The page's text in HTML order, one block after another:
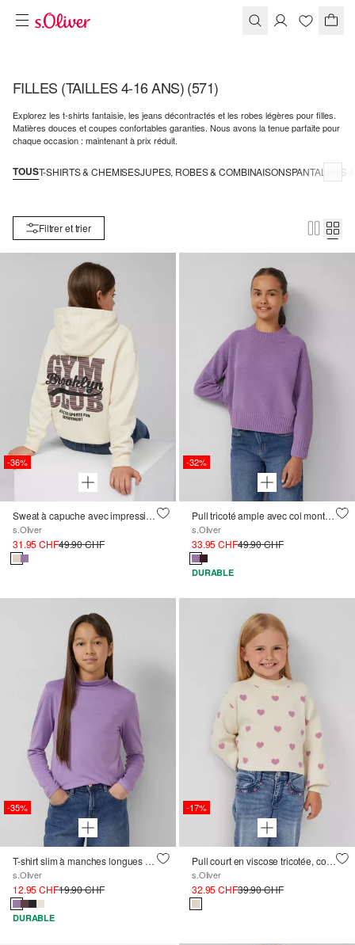
FILLES (TAILLES 4-16 ANS)(571)
Explorez les t-shirts fantaisie, les jeans décontractés et les robes légères pour filles.
Matières douces et coupes confortables garanties. Nous avons la tenue parfaite pour
chaque occasion : maintenant à prix réduit.
TOUST-SHIRTS & CHEMISESJUPES, ROBES & COMBINAISONSPANTALONS
Filtrer et trier
-36%
Sweat à capuche avec impression au dos et intérieur douillet
s.Oliver
31.95 CHF49.90 CHF
-32%
Pull tricoté ample avec col montant en fil chenille
s.Oliver
33.95 CHF49.90 CHF
DURABLE
-35%
T-shirt slim à manches longues et col montant
s.Oliver
12.95 CHF19.90 CHF
DURABLE
-17%
Pull court en viscose tricotée, coupe ample
s.Oliver
32.95 CHF39.90 CHF